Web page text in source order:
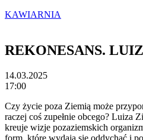
KAWIARNIA
REKONESANS.
14.03.2025
17:00
Czy życie poza Ziemią może
raczej coś zupełnie obcego? Luiza
kreuje wizje pozaziemskich
form, które wydają się oddychać i